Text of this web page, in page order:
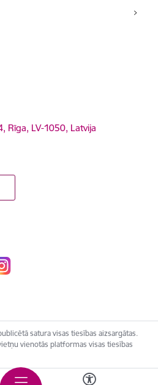
Rīga, LV-1050, Latvija
satura visas tiesības aizsargātas.
vienotās platformas visas tiesības